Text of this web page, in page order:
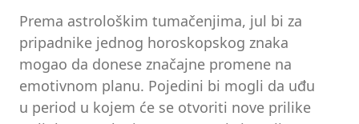
Prema astrološkim tumačenjima, jul bi za
pripadnike jednog horoskopskog znaka
mogao da donese značajne promene na
emotivnom planu. Pojedini bi mogli da uđu
u period u kojem će se otvoriti nove prilike